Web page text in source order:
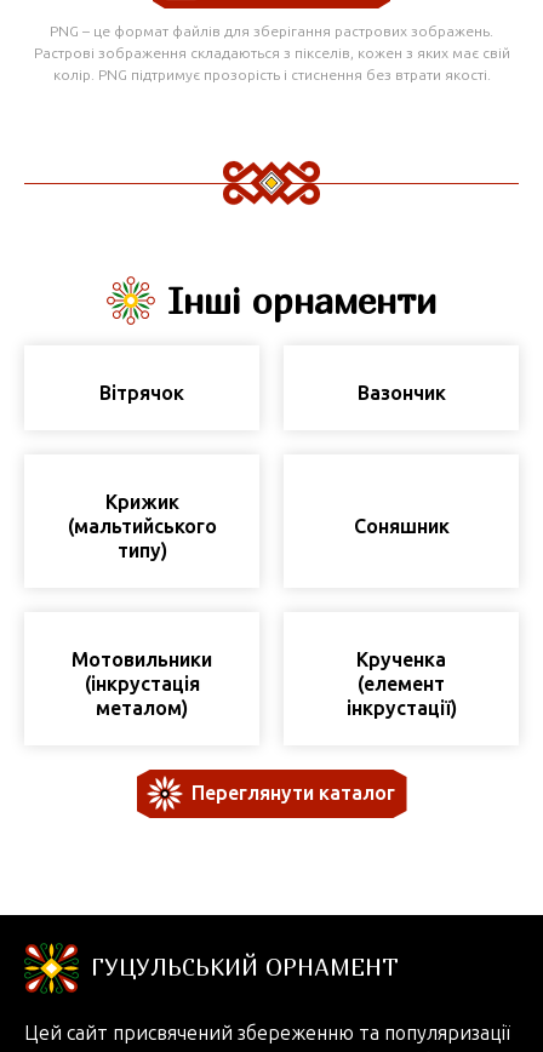
PNG – це формат файлів для зберігання растрових зображень.
Растрові зображення складаються з пікселів, кожен з яких має свій
колір. PNG підтримує прозорість і стиснення без втрати якості.
Інші орнаменти
Вітрячок Вазончик
Крижик
(мальтийського
типу)
Соняшник
Мотовильники
(інкрустація
металом)
Крученка
(елемент
інкрустації)
Переглянути каталог
ГУЦУЛЬСЬКИЙ ОРНАМЕНТ
Цей сайт присвячений збереженню та популяризації